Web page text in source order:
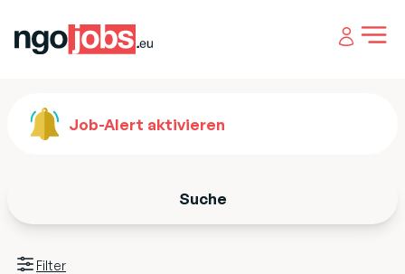
Open
Job-Alert aktivieren
Suche
Filter